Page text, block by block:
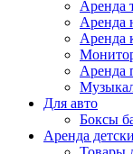
Аренда
Аренда
Аренда
Аренда
Для авто
Боксы
Аренда